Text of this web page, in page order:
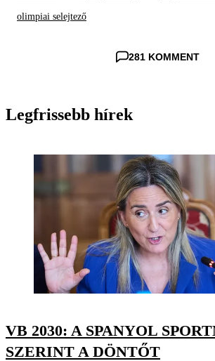
olimpiai selejtező
281 KOMMENT
Legfrissebb hírek
VB 2030: A SPANYOL
SZERINT A DÖNTŐT